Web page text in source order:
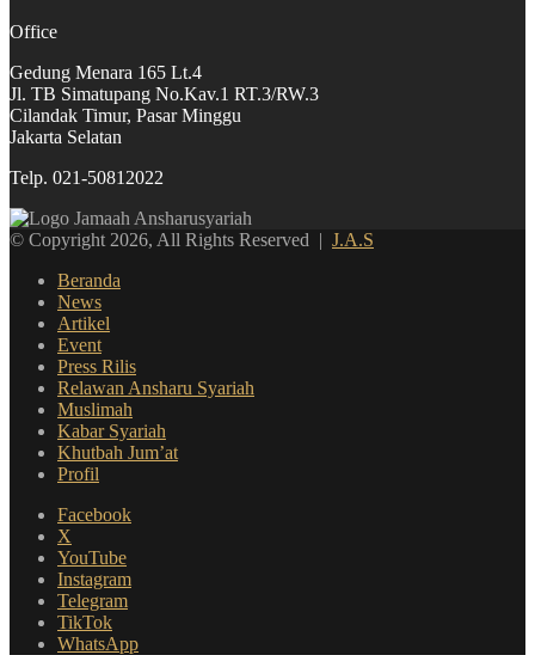
Office
Gedung Menara 165 Lt.4
Jl. TB Simatupang No.Kav.1 RT.3/RW.3
Cilandak Timur, Pasar Minggu
Jakarta Selatan
Telp. 021-50812022
© Copyright 2026, All Rights Reserved | J.A.S
Beranda
News
Artikel
Event
Press Rilis
Relawan Ansharu Syariah
Muslimah
Kabar Syariah
Khutbah Jum’at
Profil
Facebook
X
YouTube
Instagram
Telegram
TikTok
WhatsApp